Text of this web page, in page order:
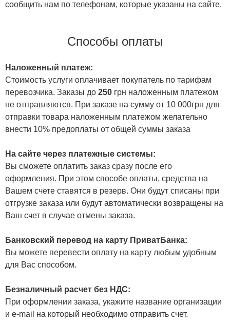
сообщить нам по телефонам, которые указаны на сайте.
Способы оплаты
Наложенный платеж:
Стоимость услуги оплачивает покупатель по тарифам
перевозчика. Заказы до 250 грн наложенным платежом
не отправляются. При заказе на сумму от 10 000грн для
отправки товара наложенным платежом желательно
внести 10% предоплаты от общей суммы заказа
На сайте через платежные системы:
Вы сможете оплатить заказ сразу после его
оформления. При этом способе оплаты, средства на
Вашем счете ставятся в резерв. Они будут списаны при
отгрузке заказа или будут автоматически возвращены на
Ваш счет в случае отмены заказа.
Банковский перевод на карту ПриватБанка:
Вы можете перевести оплату на карту любым удобным
для Вас способом.
Безналичный расчет без НДС:
При оформлении заказа, укажите название организации
и e-mail на который необходимо отправить счет.